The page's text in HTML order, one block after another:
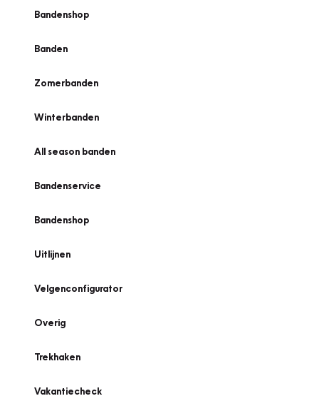
Bandenshop
Banden
Zomerbanden
Winterbanden
All season banden
Bandenservice
Bandenshop
Uitlijnen
Velgenconfigurator
Overig
Trekhaken
Vakantiecheck